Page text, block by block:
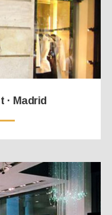
· Madrid